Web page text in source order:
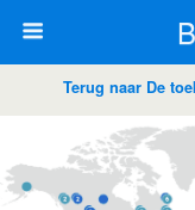
Terug naar De